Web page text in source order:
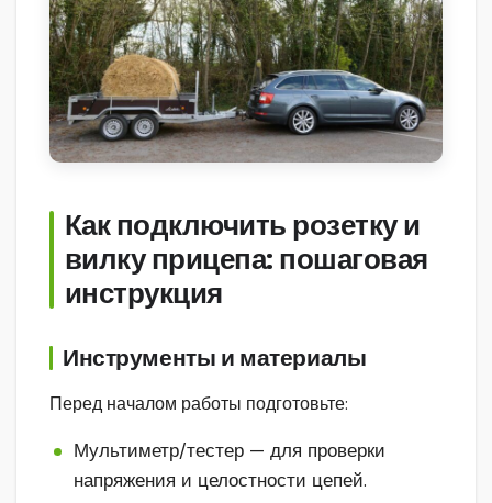
Как подключить розетку и
вилку прицепа: пошаговая
инструкция
Инструменты и материалы
Перед началом работы подготовьте:
Мультиметр/тестер — для проверки
напряжения и целостности цепей.